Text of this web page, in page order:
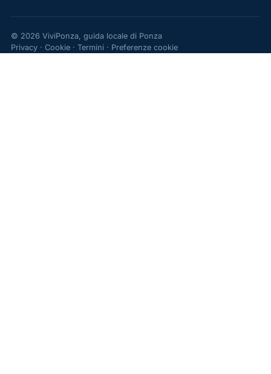
© 2026 ViviPonza, guida locale di Ponza
Privacy· Cookie· Termini · Preferenze cookie